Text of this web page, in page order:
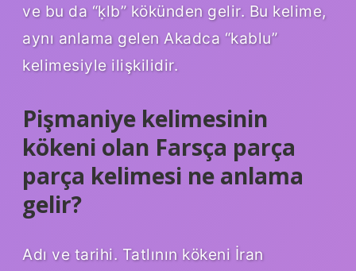
ve bu da “ḳlb” kökünden gelir. Bu kelime,
aynı anlama gelen Akadca “kablu”
kelimesiyle ilişkilidir.
Pişmaniye kelimesinin
kökeni olan Farsça parça
parça kelimesi ne anlama
gelir?
Adı ve tarihi. Tatlının kökeni İran